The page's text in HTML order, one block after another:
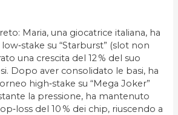
Maria, una giocatrice italiana, ha
su “Starburst” (slot non
una crescita del 12 % del suo
Dopo aver consolidato le basi, ha
high‑stake su “Mega Joker”
la pressione, ha mantenuto
del 10 % dei chip, riuscendo a